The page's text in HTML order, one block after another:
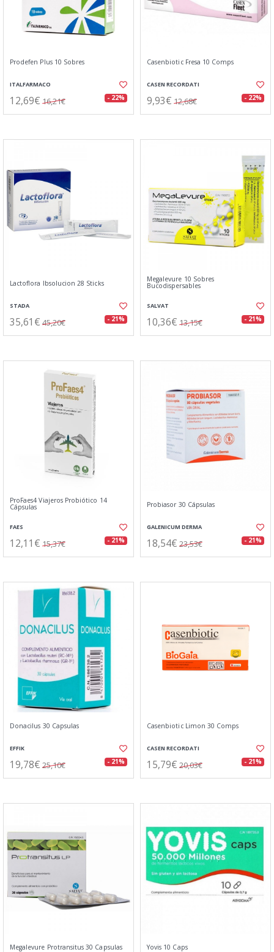
Prodefen Plus 10 Sobres
ITALFARMACO
12,69€ 16,21€ - 22%
Casenbiotic Fresa 10 Comps
CASEN RECORDATI
9,93€ 12,68€ - 22%
Lactoflora Ibsolucion 28 Sticks
STADA
35,61€ 45,20€ - 21%
Megalevure 10 Sobres
Bucodispersables
SALVAT
10,36€ 13,15€ - 21%
ProFaes4 Viajeros Probiótico 14
Cápsulas
FAES
12,11€ 15,37€ - 21%
Probiasor 30 Cápsulas
GALENICUM DERMA
18,54€ 23,53€ - 21%
Donacilus 30 Capsulas
EFFIK
19,78€ 25,10€ - 21%
Casenbiotic Limon 30 Comps
CASEN RECORDATI
15,79€ 20,03€ - 21%
Megalevure Protransitus 30 Capsulas Yovis 10 Caps